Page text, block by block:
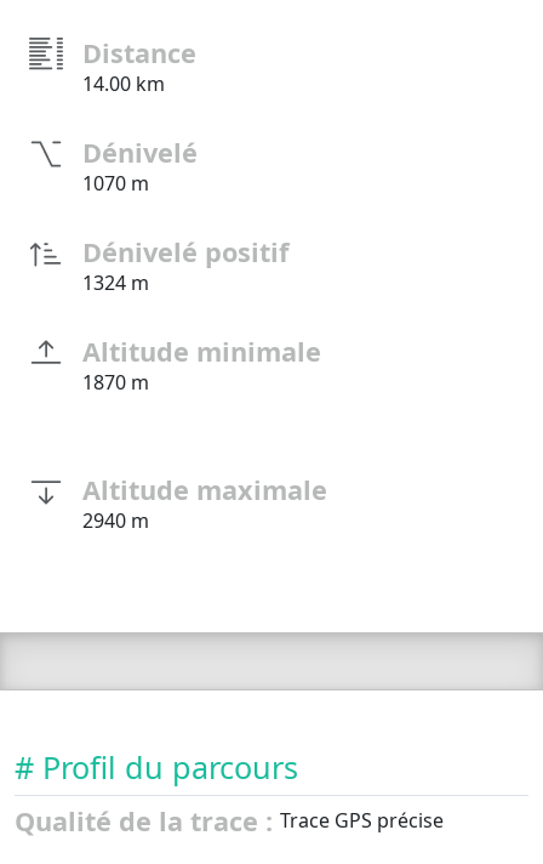
Distance
14.00 km
Dénivelé
1070 m
Dénivelé positif
1324 m
Altitude minimale
1870 m
Altitude maximale
2940 m
# Profil du parcours
Qualité de la trace : Trace GPS précise